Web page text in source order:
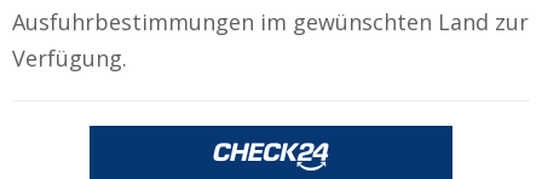
Ausfuhrbestimmungen im gewünschten Land zur
Verfügung.